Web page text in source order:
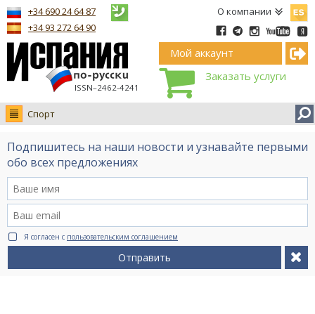
О компании
ISSN–2462-4241
+34 690 24 64 87
+34 93 272 64 90
Мой аккаунт
Заказать услуги
Спорт
Новости
Интервью
Видео Ruso.TV
BCN life
Сервис на немецком
Подпишитесь на наши новости и узнавайте первыми
обо всех предложениях
Я согласен с пользовательским соглашением
Отправить